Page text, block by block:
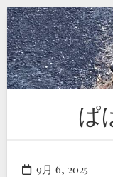
Skip
to
content
ぱ
9月 6, 2025